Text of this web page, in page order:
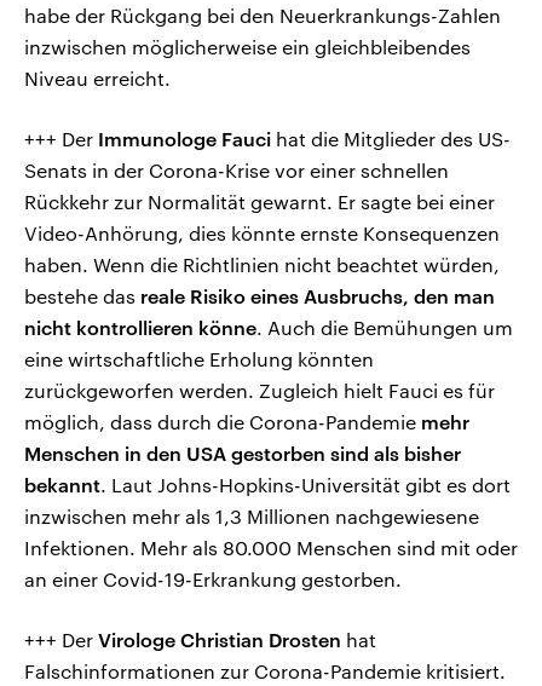
habe der Rückgang bei den Neuerkrankungs-Zahlen
inzwischen möglicherweise ein gleichbleibendes
Niveau erreicht.
+++ Der Immunologe Fauci hat die Mitglieder des US-
Senats in der Corona-Krise vor einer schnellen
Rückkehr zur Normalität gewarnt. Er sagte bei einer
Video-Anhörung, dies könnte ernste Konsequenzen
haben. Wenn die Richtlinien nicht beachtet würden,
bestehe das reale Risiko eines Ausbruchs, den man
nicht kontrollieren könne. Auch die Bemühungen um
eine wirtschaftliche Erholung könnten
zurückgeworfen werden. Zugleich hielt Fauci es für
möglich, dass durch die Corona-Pandemie mehr
Menschen in den USA gestorben sind als bisher
bekannt. Laut Johns-Hopkins-Universität gibt es dort
inzwischen mehr als 1,3 Millionen nachgewiesene
Infektionen. Mehr als 80.000 Menschen sind mit oder
an einer Covid-19-Erkrankung gestorben.
+++ Der Virologe Christian Drosten hat
Falschinformationen zur Corona-Pandemie kritisiert.